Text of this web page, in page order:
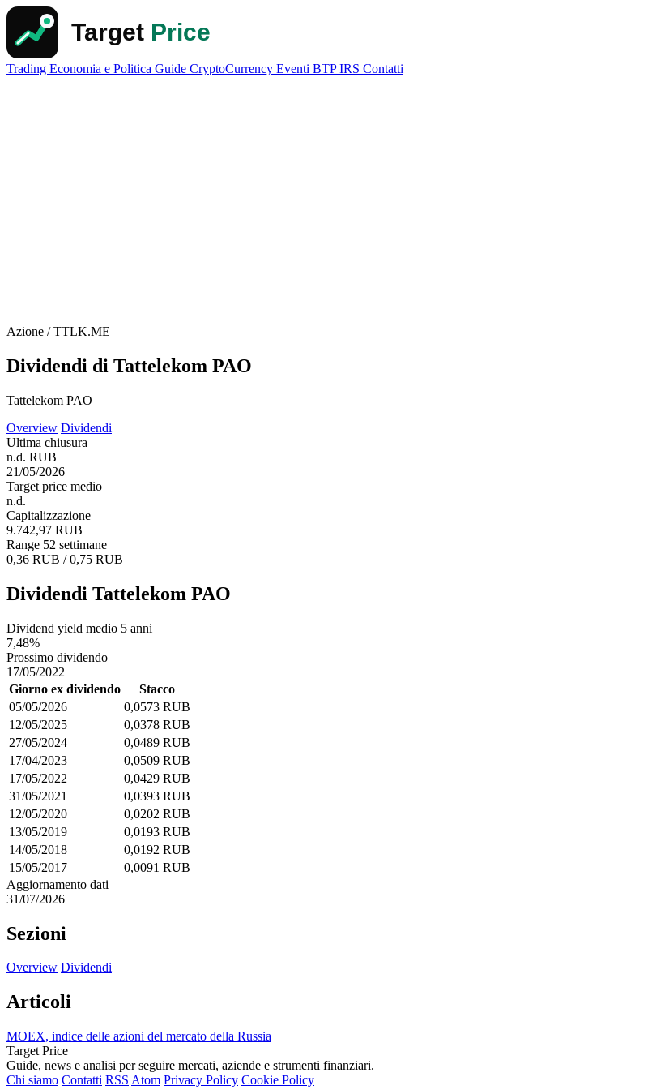
Trading Economia e Politica Guide CryptoCurrency Eventi BTPIRS Contatti
Azione / TTLK.ME
Dividendi di Tattelekom PAO
Tattelekom PAO
Overview Dividendi
Ultima chiusura
n.d. RUB
21/05/2026
Target price medio
n.d.
Capitalizzazione
9.742,97 RUB
Range 52 settimane
0,36 RUB / 0,75 RUB
Dividendi Tattelekom PAO
Dividend yield medio 5 anni
7,48%
Prossimo dividendo
17/05/2022
Giorno ex dividendo
Stacco
05/05/2026
0,0573 RUB
12/05/2025
0,0378 RUB
27/05/2024
0,0489 RUB
17/04/2023
0,0509 RUB
17/05/2022
0,0429 RUB
31/05/2021
0,0393 RUB
12/05/2020
0,0202 RUB
13/05/2019
0,0193 RUB
14/05/2018
0,0192 RUB
15/05/2017
0,0091 RUB
Aggiornamento dati
31/07/2026
Sezioni
Overview Dividendi
Articoli
MOEX, indice delle azioni del mercato della Russia
Target Price
Guide, news e analisi per seguire mercati, aziende e strumenti finanziari.
Chi siamo Contatti RSS Atom Privacy Policy Cookie Policy